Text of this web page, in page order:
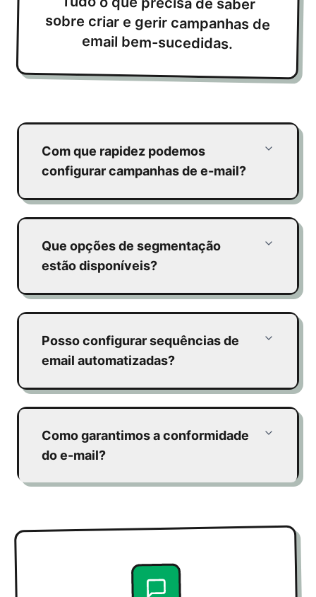
email bem-sucedidas.
Com que rapidez podemos
configurar campanhas de e-mail?
Que opções de segmentação
estão disponíveis?
Posso configurar sequências de
email automatizadas?
Como garantimos a conformidade
do e-mail?